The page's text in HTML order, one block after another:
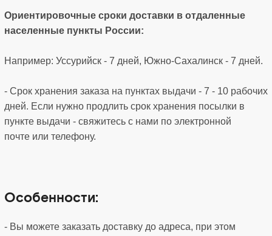
Ориентировочные сроки доставки в отдаленные
населенные пункты России:
Например: Уссурийск - 7 дней, Южно-Сахалинск - 7 дней.
- Срок хранения заказа на пунктах выдачи - 7 - 10 рабочих
дней. Если нужно продлить срок хранения посылки в
пункте выдачи - свяжитесь с нами по электронной
почте или телефону.
Особенности:
- Вы можете заказать доставку до адреса, при этом